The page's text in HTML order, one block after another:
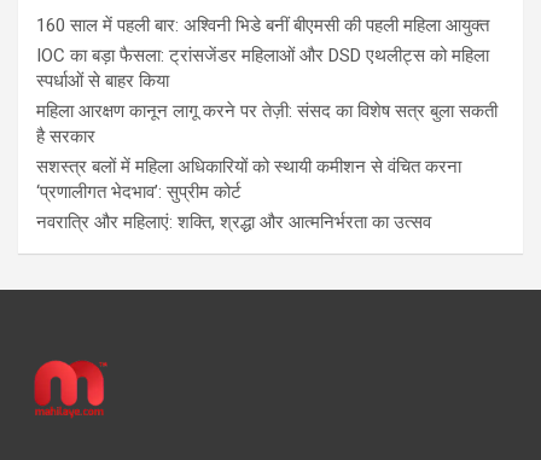
160 साल में पहली बार: अश्विनी भिडे बनीं बीएमसी की पहली महिला आयुक्त
IOC का बड़ा फैसला: ट्रांसजेंडर महिलाओं और DSD एथलीट्स को महिला
स्पर्धाओं से बाहर किया
महिला आरक्षण कानून लागू करने पर तेज़ी: संसद का विशेष सत्र बुला सकती
है सरकार
सशस्त्र बलों में महिला अधिकारियों को स्थायी कमीशन से वंचित करना
‘प्रणालीगत भेदभाव’: सुप्रीम कोर्ट
नवरात्रि और महिलाएं: शक्ति, श्रद्धा और आत्मनिर्भरता का उत्सव